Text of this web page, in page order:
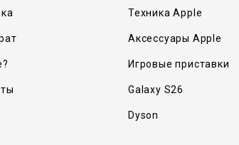
Техника Apple
Аксессуары Apple
Игровые приставки
Galaxy S26
Dyson